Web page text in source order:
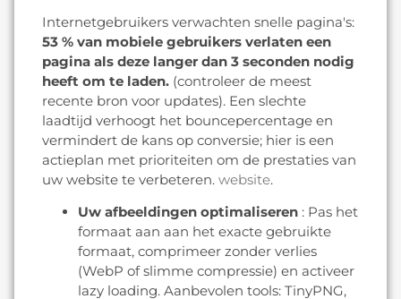
Internetgebruikers verwachten snelle pagina's:
53 % van mobiele gebruikers verlaten een
pagina als deze langer dan 3 seconden nodig
heeft om te laden. (controleer de meest
recente bron voor updates). Een slechte
laadtijd verhoogt het bouncepercentage en
vermindert de kans op conversie; hier is een
actieplan met prioriteiten om de prestaties van
uw website te verbeteren. website.
Uw afbeeldingen optimaliseren : Pas het
formaat aan aan het exacte gebruikte
formaat, comprimeer zonder verlies
(WebP of slimme compressie) en activeer
lazy loading. Aanbevolen tools: TinyPNG,